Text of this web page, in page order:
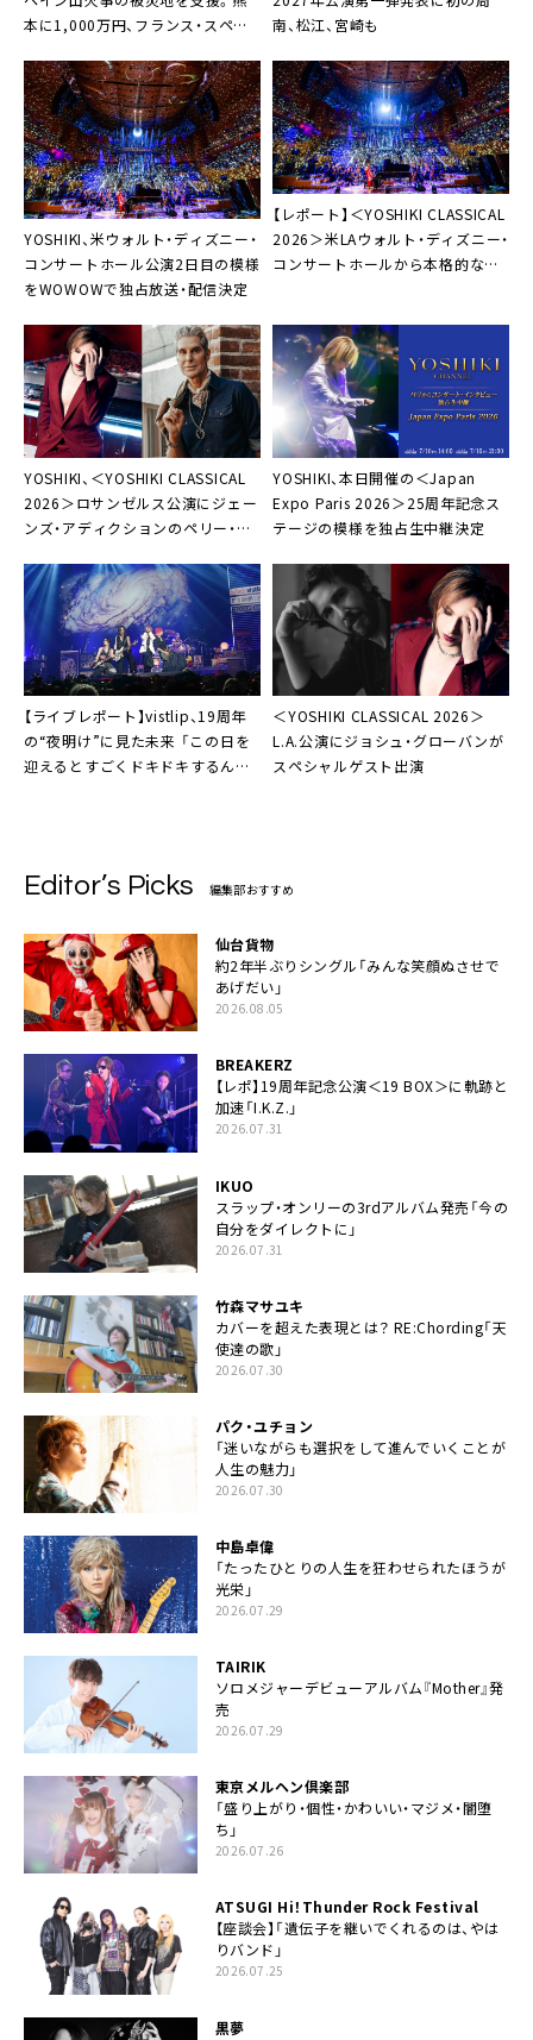
本に1,000万円、フランス・スペイ
南、松江、宮崎も
YOSHIKI、米ウォルト・ディズニー・
コンサートホール公演2日目の模様
をWOWOWで独占放送・配信決定
【レポート】＜YOSHIKI CLASSICAL
2026＞米LAウォルト・ディズニー・
コンサートホールから本格的な世
YOSHIKI、＜YOSHIKI CLASSICAL
2026＞ロサンゼルス公演にジェー
ンズ・アディクションのペリー・フ
YOSHIKI、本日開催の＜Japan
Expo Paris 2026＞25周年記念ス
テージの模様を独占生中継決定
【ライブレポート】vistlip、19周年
の“夜明け”に見た未来 「この日を
迎えるとすごくドキドキするんだ
＜YOSHIKI CLASSICAL 2026＞
L.A.公演にジョシュ・グローバンが
スペシャルゲスト出演
Editor’s Picks 編集部おすすめ
仙台貨物
約2年半ぶりシングル「みんな笑顔ぬさせで
あげだい」
2026.08.05
BREAKERZ
【レポ】19周年記念公演＜19 BOX＞に軌跡と
加速「I.K.Z.」
2026.07.31
IKUO
スラップ・オンリーの3rdアルバム発売「今の
自分をダイレクトに」
2026.07.31
竹森マサユキ
カバーを超えた表現とは？ RE:Chording「天
使達の歌」
2026.07.30
パク・ユチョン
「迷いながらも選択をして進んでいくことが
人生の魅力」
2026.07.30
中島卓偉
「たったひとりの人生を狂わせられたほうが
光栄」
2026.07.29
TAIRIK
ソロメジャーデビューアルバム『Mother』発
売
2026.07.29
東京メルヘン倶楽部
「盛り上がり・個性・かわいい・マジメ・闇堕
ち」
2026.07.26
ATSUGI Hi！Thunder Rock Festival
【座談会】「遺伝子を継いでくれるのは、やは
りバンド」
2026.07.25
黒夢